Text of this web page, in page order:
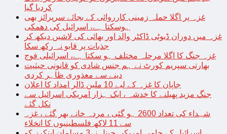
کردیا گیا
غزہ پر اگلا حملہ زمینی کارروائی کے بجائے سرپرائز بھی
ہوسکتا ہے، اسرائیل کی دھمکی
غزہ میں دوران ڈیوٹی ڈاکٹر والد اور بھائی کی لاشیں دیکھ کر
جذبات پر قابو نہ رکھ سکا
غزہ جنگ کا اگلا مرحلہ مختلف ہو سکتا ہے، اسرائیلی فوج
بھارتی سپریم کورٹ نے ہم جنس شادی کو قانونی حیثیت
دینے سے معذوری ظاہر کردی
جاپان کا غزہ کے لیے 10 ملین ڈالر امداد کا اعلان
جنگ مزید پھیلنے کا خدشہ ، ایک ہزار امریکی اسرائیل سے
نکل گئے
شہداء کی تعداد 2600 ہو گئی ، مردہ خانے بھر گئے ، غزہ
سے 11 لاکھ فلسطینیوں کا انخلاء